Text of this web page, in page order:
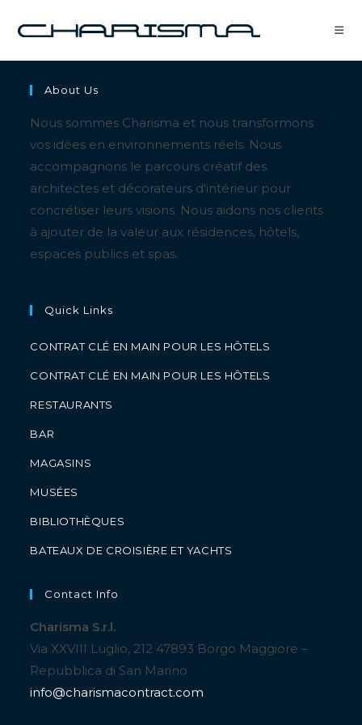
About Us
Nous sommes Charisma et nous transformons
vos idées en environnements réels. Nous
accompagnons le parcours créatif des
architectes et décorateurs d'intérieur pour
concrétiser leurs visions. Nous aidons nos clients
à ajouter de la valeur aux résidences, hôtels,
espaces publics et spas.
Quick Links
CONTRAT CLÉ EN MAIN POUR LES HÔTELS
CONTRAT CLÉ EN MAIN POUR LES HÔTELS
RESTAURANTS
BAR
MAGASINS
MUSÉES
BIBLIOTHÈQUES
BATEAUX DE CROISIÈRE ET YACHTS
Contact Info
Charisma S.r.l.
Via XXVIII Luglio, 212 47893 Borgo Maggiore –
Repubblica di San Marino
info@charismacontract.com